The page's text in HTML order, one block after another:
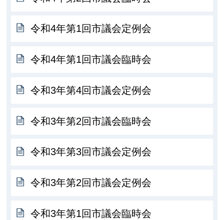
令和4年第1回市議会定例会
令和4年第1回市議会臨時会
令和3年第4回市議会定例会
令和3年第2回市議会臨時会
令和3年第3回市議会定例会
令和3年第2回市議会定例会
令和3年第1回市議会臨時会